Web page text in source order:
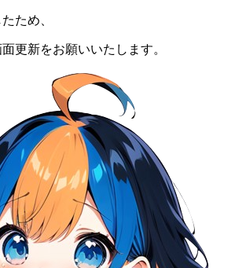
ため、
更新をお願いいたします。